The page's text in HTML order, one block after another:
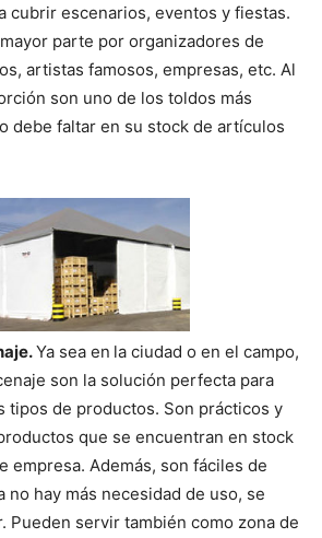
cubrir escenarios, eventos y fiestas.
parte por organizadores de
artistas famosos, empresas, etc. Al
son uno de los toldos más
debe faltar en su stock de artículos
Ya sea en la ciudad o en el campo,
son la solución perfecta para
tipos de productos. Son prácticos y
que se encuentran en stock
empresa. Además, son fáciles de
no hay más necesidad de uso, se
Pueden servir también como zona de